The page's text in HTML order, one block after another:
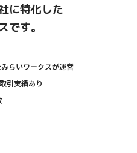
に特化した
です。
らいワークスが運営
引実績あり